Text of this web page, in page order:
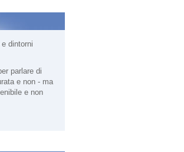
dintorni
parlare di
e non - ma
e non